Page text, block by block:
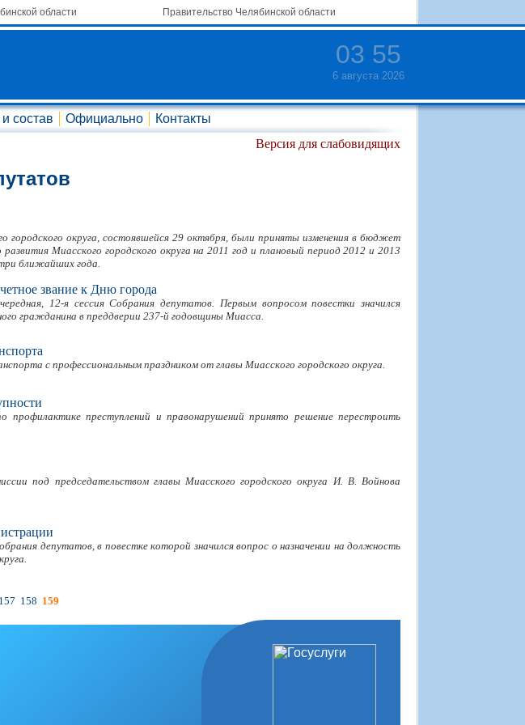
области Правительство Челябинской области
03 55
6 августа 2026
состав Официально
Контакты
Версия для слабовидящих
городского округа, состоявшейся 29 октября, были приняты изменения в бюджет
развития Миасского городского округа на 2011 год и плановый период 2012 и 2013
ближайших года.
звание к Дню города
12-я сессия Собрания депутатов. Первым вопросом повестки значился
гражданина в преддверии 237-й годовщины Миасса.
с профессиональным праздником от главы Миасского городского округа.
профилактике преступлений и правонарушений принято решение перестроить
под председательством главы Миасского городского округа И. В. Войнова
депутатов, в повестке которой значился вопрос о назначении на должность
157 158 159